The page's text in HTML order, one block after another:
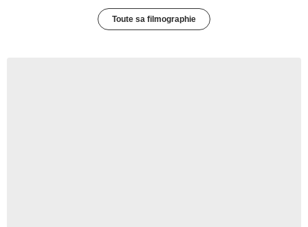
Toute sa filmographie